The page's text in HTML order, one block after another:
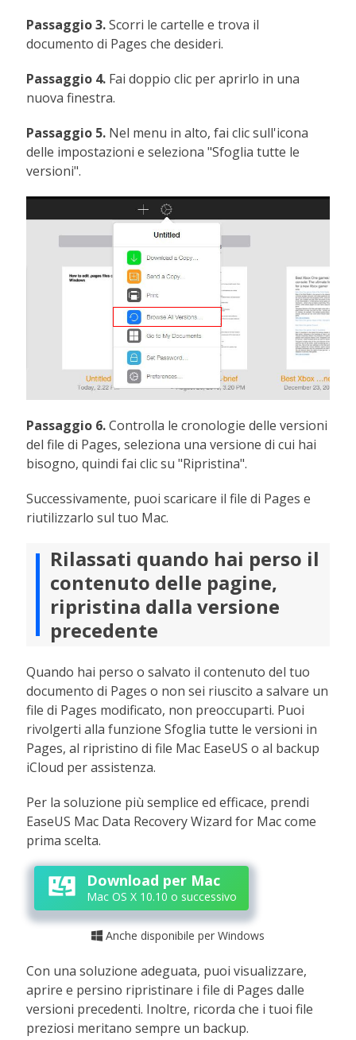
Passaggio 3.Scorri le cartelle e trova il
documento di Pages che desideri.
Passaggio 4. Fai doppio clic per aprirlo in una
nuova finestra.
Passaggio 5. Nel menu in alto, fai clic sull'icona
delle impostazioni e seleziona "Sfoglia tutte le
versioni".
Passaggio 6.Controlla le cronologie delle versioni
del file di Pages, seleziona una versione di cui hai
bisogno, quindi fai clic su "Ripristina".
Successivamente, puoi scaricare il file di Pages e
riutilizzarlo sul tuo Mac.
Rilassati quando hai perso il
contenuto delle pagine,
ripristina dalla versione
precedente
Quando hai perso o salvato il contenuto del tuo
documento di Pages o non sei riuscito a salvare un
file di Pages modificato, non preoccuparti. Puoi
rivolgerti alla funzione Sfoglia tutte le versioni in
Pages, al ripristino di file Mac EaseUS o al backup
iCloud per assistenza.
Per la soluzione più semplice ed efficace, prendi
EaseUS Mac Data Recovery Wizard for Mac come
prima scelta.
Download per Mac
Mac OS X 10.10 o successivo
 Anche disponibile per Windows
Con una soluzione adeguata, puoi visualizzare,
aprire e persino ripristinare i file di Pages dalle
versioni precedenti. Inoltre, ricorda che i tuoi file
preziosi meritano sempre un backup.